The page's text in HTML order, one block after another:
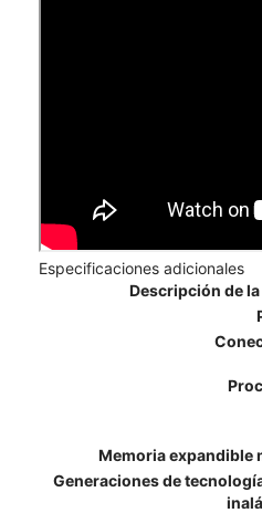
Especificaciones adicionales
Descripción de
Memoria expandible
Generaciones de